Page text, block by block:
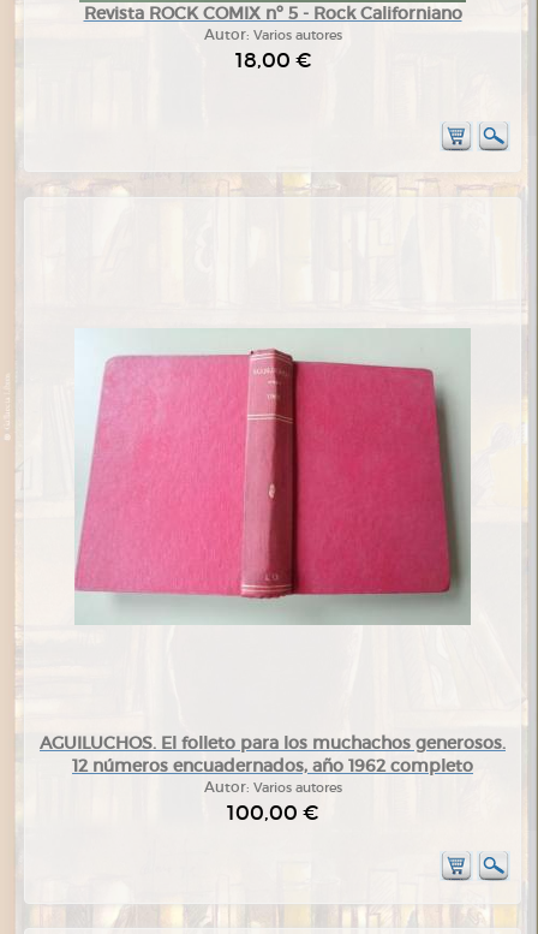
Revista ROCK COMIX nº 5 - Rock Californiano
Autor: Varios autores
18,00 €
AGUILUCHOS. El folleto para los muchachos generosos.
12 números encuadernados, año 1962 completo
Autor: Varios autores
100,00 €